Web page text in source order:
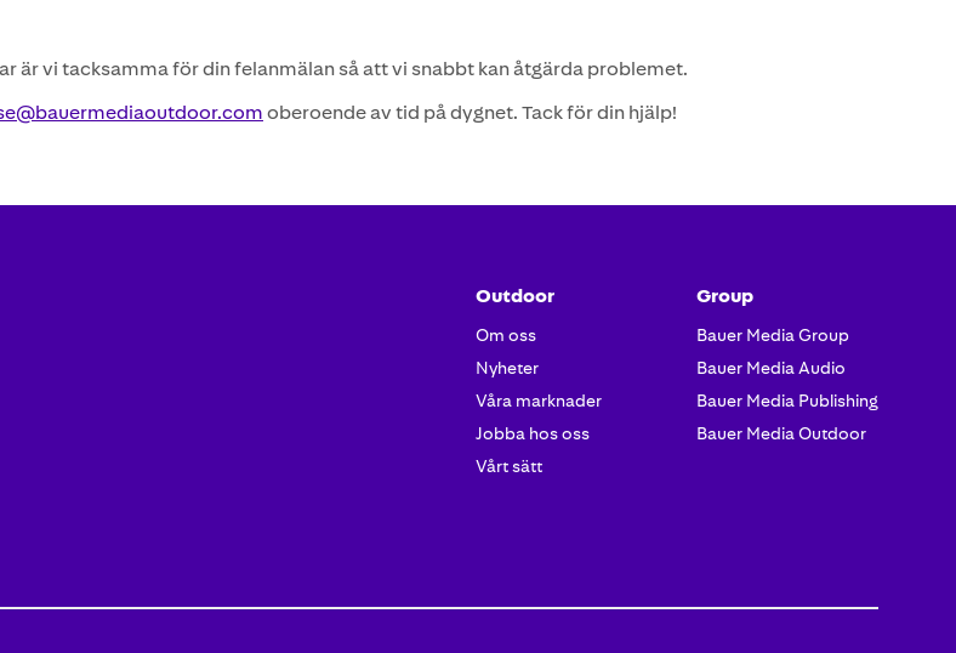
är vi tacksamma för din felanmälan så att vi snabbt kan åtgärda problemet.
oberoende av tid på dygnet. Tack för din hjälp!
Outdoor
Om oss
Nyheter
Våra marknader
Jobba hos oss
Vårt sätt
Group
Bauer Media Group
Bauer Media Audio
Bauer Media Publishing
Bauer Media Outdoor